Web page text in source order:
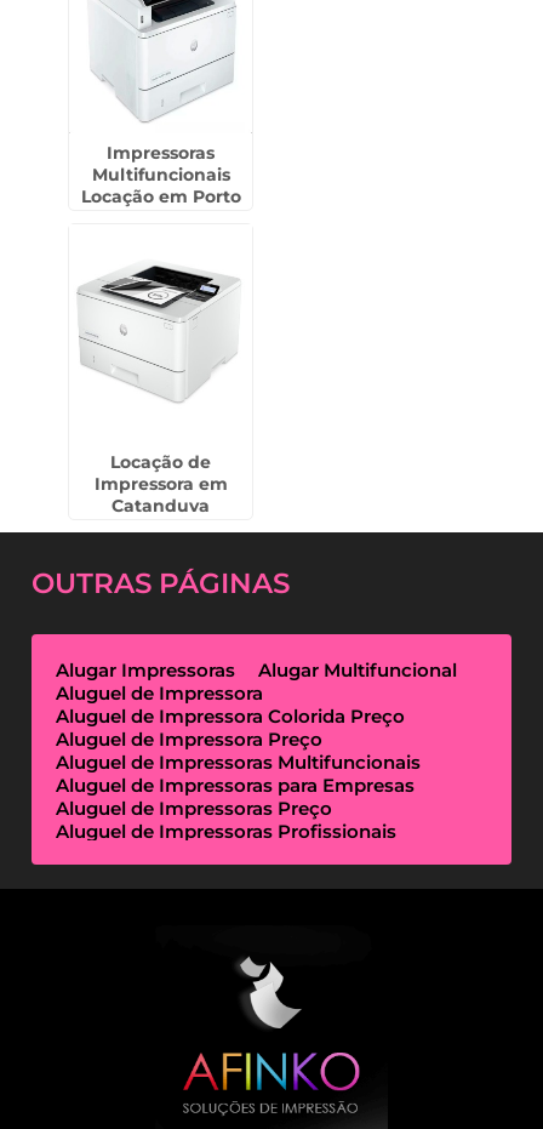
Impressoras
Multifuncionais
Locação em Porto
Locação de
Impressora em
Catanduva
OUTRAS PÁGINAS
Alugar Impressoras
Alugar Multifuncional
Aluguel de Impressora
Aluguel de Impressora Colorida Preço
Aluguel de Impressora Preço
Aluguel de Impressoras Multifuncionais
Aluguel de Impressoras para Empresas
Aluguel de Impressoras Preço
Aluguel de Impressoras Profissionais
Empresas de Outsourcing de Impressão
Impressoras Multifuncionais Locação
Locação de Impressora
Locação de Impressoras Térmicas
Locação de Impressoras Valor
Outsourcing de Impressão Preço